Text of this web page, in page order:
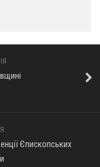
Єпископських